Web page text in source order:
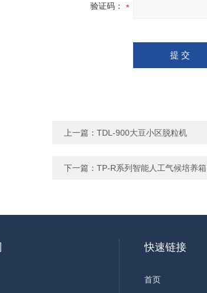
验证码：
上一篇： TDL-900大豆小区脱粒机
下一篇： TP-R系列智能人工气候培养箱
快速链接
首页